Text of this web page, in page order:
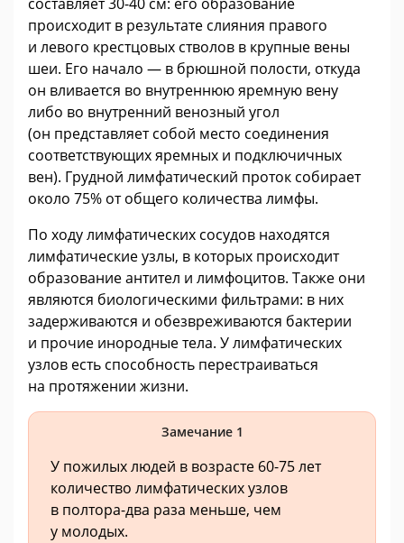
происходит в результате слияния правого
и левого крестцовых стволов в крупные вены
шеи. Его начало — в брюшной полости, откуда
он вливается во внутреннюю яремную вену
либо во внутренний венозный угол
(он представляет собой место соединения
соответствующих яремных и подключичных
вен). Грудной лимфатический проток собирает
около 75% от общего количества лимфы.
По ходу лимфатических сосудов находятся
лимфатические узлы, в которых происходит
образование антител и лимфоцитов. Также они
являются биологическими фильтрами: в них
задерживаются и обезвреживаются бактерии
и прочие инородные тела. У лимфатических
узлов есть способность перестраиваться
на протяжении жизни.
Замечание 1
У пожилых людей в возрасте 60-75 лет
количество лимфатических узлов
в полтора-два раза меньше, чем
у молодых.